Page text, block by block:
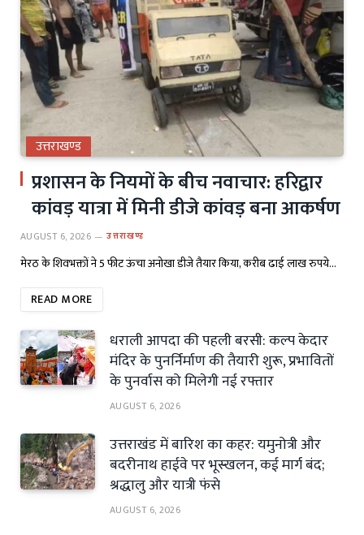
उत्तराखण्ड
प्रशासन के नियमों के बीच नवाचार: हरिद्वार
कांवड़ यात्रा में मिनी डीजे कांवड़ बना आकर्षण
AUGUST 6, 2026 उत्तराखण्ड
मेरठ के शिवभक्तों ने 5 फीट ऊंचा अनोखा डीजे तैयार किया, करीब ढाई लाख रुपये…
READ MORE
धराली आपदा की पहली बरसी: कल्प केदार
मंदिर के पुनर्निर्माण की तैयारी शुरू, प्रभावितों
के पुनर्वास को मिलेगी नई रफ्तार
AUGUST 6, 2026
उत्तराखंड में बारिश का कहर: यमुनोत्री और
बदरीनाथ हाईवे पर भूस्खलन, कई मार्ग बंद;
श्रद्धालु और यात्री फंसे
AUGUST 6, 2026